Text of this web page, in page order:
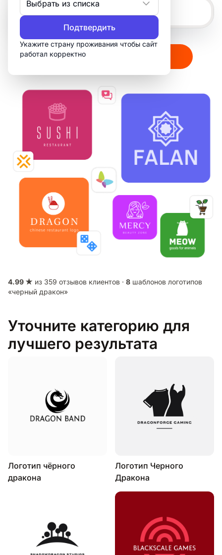
Выбрать из списка
Подтвердить
Укажите страну проживания чтобы сайт
работал корректноСоздать мой логотип
4.99 ★ из 359 отзывов клиентов · 8 шаблонов логотипов
«черный дракон»
Уточните категорию для
лучшего результата
Логотип чёрного
дракона
Логотип Черного
Дракона